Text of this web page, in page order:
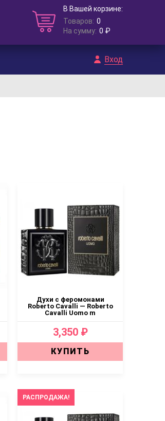
В Вашей корзине:
Товаров: 0
На сумму: 0 ₽
Вход
Духи с феромонами
Roberto Cavalli — Roberto
Cavalli Uomo m
3,350 ₽
КУПИТЬ
РАСПРОДАЖА!